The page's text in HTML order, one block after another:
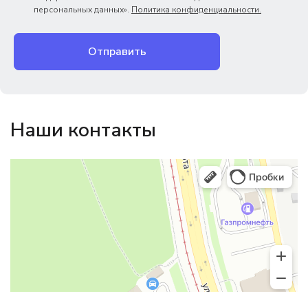
персональных данных». Политика конфиденциальности.
Отправить
Наши контакты
Магазин резинотехники
Резиновые и резинотехнические изделия в Екатеринбурге
Садовый инвентарь и техника в Екатеринбурге